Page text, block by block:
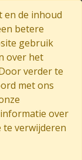
de inhoud
betere
gebruik
over het
verder te
met ons
over
te verwijderen